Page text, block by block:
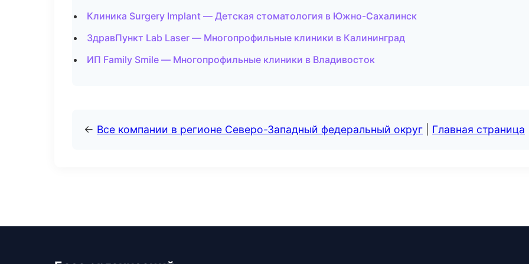
Клиника Surgery Implant — Детская стоматология в Южно-Сахалинск
ЗдравПункт Lab Laser — Многопрофильные клиники в Калининград
ИП Family Smile — Многопрофильные клиники в Владивосток
← Все компании в регионе Северо-Западный федеральный округ Главная страница